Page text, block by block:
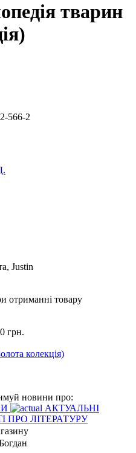
тварин
566-2
Justin
отриманні товару
грн.
колекція)
новини про:
АКТУАЛЬНІ
ПРО ЛІТЕРАТУРУ